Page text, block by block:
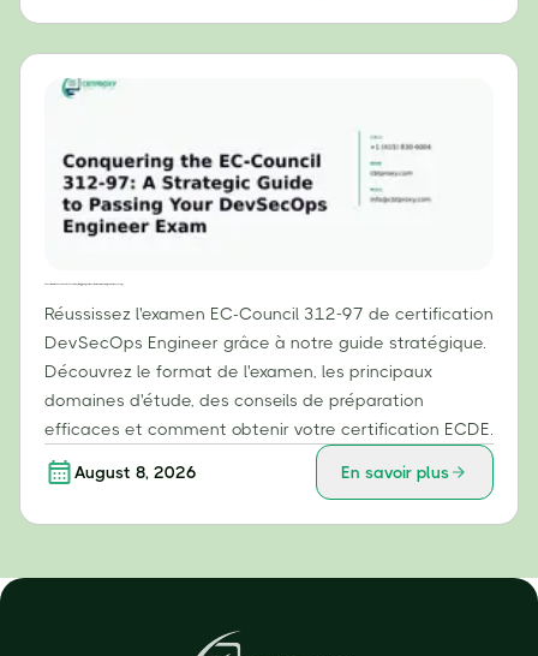
Réussissez l'examen EC-Council 312-97 de certification
DevSecOps Engineer grâce à notre guide stratégique.
Découvrez le format de l'examen, les principaux
domaines d'étude, des conseils de préparation
efficaces et comment obtenir votre certification ECDE.
August 8, 2026 En savoir plus